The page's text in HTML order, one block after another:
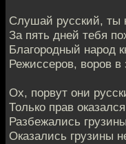
Слушай русский, ты
За пять дней тебя
Благородный народ
Режиссеров, воров в
Ох, порвут они
Только прав
Разбежались
Оказались грузины